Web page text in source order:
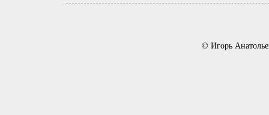
© Игорь